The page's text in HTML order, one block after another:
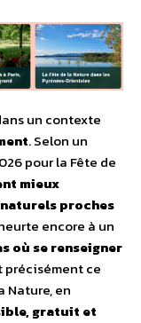
un contexte
. Selon un
pour la Fête de
mieux
proches
encore à un
où se renseigner
précisément ce
Nature, en
gratuit et